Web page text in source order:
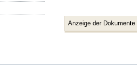
Anzeige der Dokumente